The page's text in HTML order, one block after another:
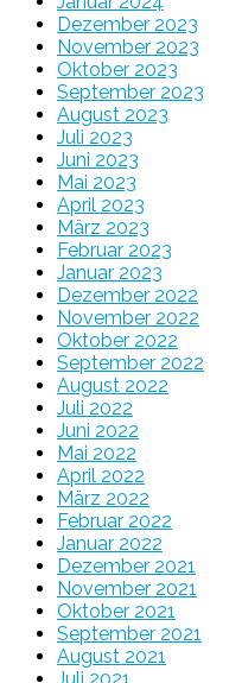
Dezember 2023
November 2023
Oktober 2023
September 2023
August 2023
Juli 2023
Juni 2023
Mai 2023
April 2023
März 2023
Februar 2023
Januar 2023
Dezember 2022
November 2022
Oktober 2022
September 2022
August 2022
Juli 2022
Juni 2022
Mai 2022
April 2022
März 2022
Februar 2022
Januar 2022
Dezember 2021
November 2021
Oktober 2021
September 2021
August 2021
Juli 2021